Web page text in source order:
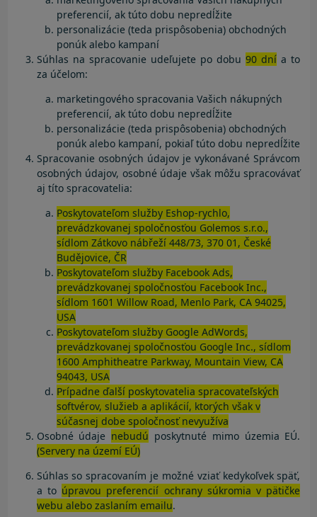
preferencií, ak túto dobu nepredĺžite
personalizácie (teda prispôsobenia) obchodných
ponúk alebo kampaní
Súhlas na spracovanie udeľujete po dobu90 dní a to
za účelom:
marketingového spracovania Vašich nákupných
preferencií, ak túto dobu nepredĺžite
personalizácie (teda prispôsobenia) obchodných
ponúk alebo kampaní, pokiaľ túto dobu nepredĺžite
Spracovanie osobných údajov je vykonávané Správcom
osobných údajov, osobné údaje však môžu spracovávať
aj títo spracovatelia:
Poskytovateľom služby Eshop-rychlo,
prevádzkovanej spoločnosťou Golemos s.r.o.,
sídlom Zátkovo nábřeží 448/73, 370 01, České
Budějovice, ČR
Poskytovateľom služby Facebook Ads,
prevádzkovanej spoločnosťou Facebook Inc.,
sídlom 1601 Willow Road, Menlo Park, CA 94025,
USA
Poskytovateľom služby Google AdWords,
prevádzkovanej spoločnosťou Google Inc., sídlom
1600 Amphitheatre Parkway, Mountain View, CA
94043, USA
Prípadne ďalší poskytovatelia spracovateľských
softvérov, služieb a aplikácií, ktorých však v
súčasnej dobe spoločnosť nevyužíva
Osobné údaje nebudú poskytnuté mimo územia EÚ.
(Servery na území EÚ)
Súhlas so spracovaním je možné vziať kedykoľvek späť,
a to úpravou preferencií ochrany súkromia v pätičke
webu alebo zaslaním emailu.